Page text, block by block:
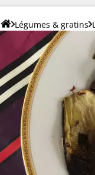
Légumes & gratins